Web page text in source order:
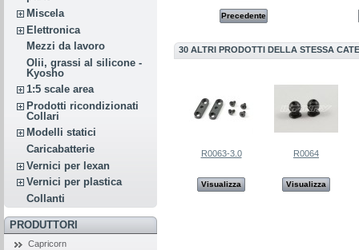
Miscela
Elettronica
Mezzi da lavoro
Olii, grassi al silicone -
Kyosho
1:5 scale area
Prodotti ricondizionati
Collari
Modelli statici
Caricabatterie
Vernici per lexan
Vernici per plastica
Collanti
PRODUTTORI
Capricorn
Precedente
30 ALTRI PRODOTTI DELLA STESSA
R0063-3.0
Visualizza
R0064
Visualizza